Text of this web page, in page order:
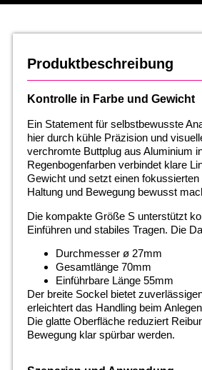
Produktbeschreibung
Kontrolle in Farbe und Gewicht
Ein Statement für selbstbewusste
hier durch kühle Präzision und
verchromte Buttplug aus Aluminium
Regenbogenfarben verbindet klare
Gewicht und setzt einen fokussierten
Haltung und Bewegung bewusst
Die kompakte Größe S unterstützt
Einführen und stabiles Tragen. Die
Durchmesser ø 27mm
Gesamtlänge 70mm
Einführbare Länge 55mm
Der breite Sockel bietet
erleichtert das Handling beim
Die glatte Oberfläche reduziert
Bewegung klar spürbar werden.